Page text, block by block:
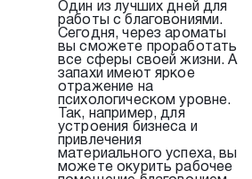
Один из лучших дней для
работы с благовониями.
Сегодня, через ароматы
вы сможете проработать
все сферы своей жизни. А
запахи имеют яркое
отражение на
психологическом уровне.
Так, например, для
устроения бизнеса и
привлечения
материального успеха, вы
можете окурить рабочее